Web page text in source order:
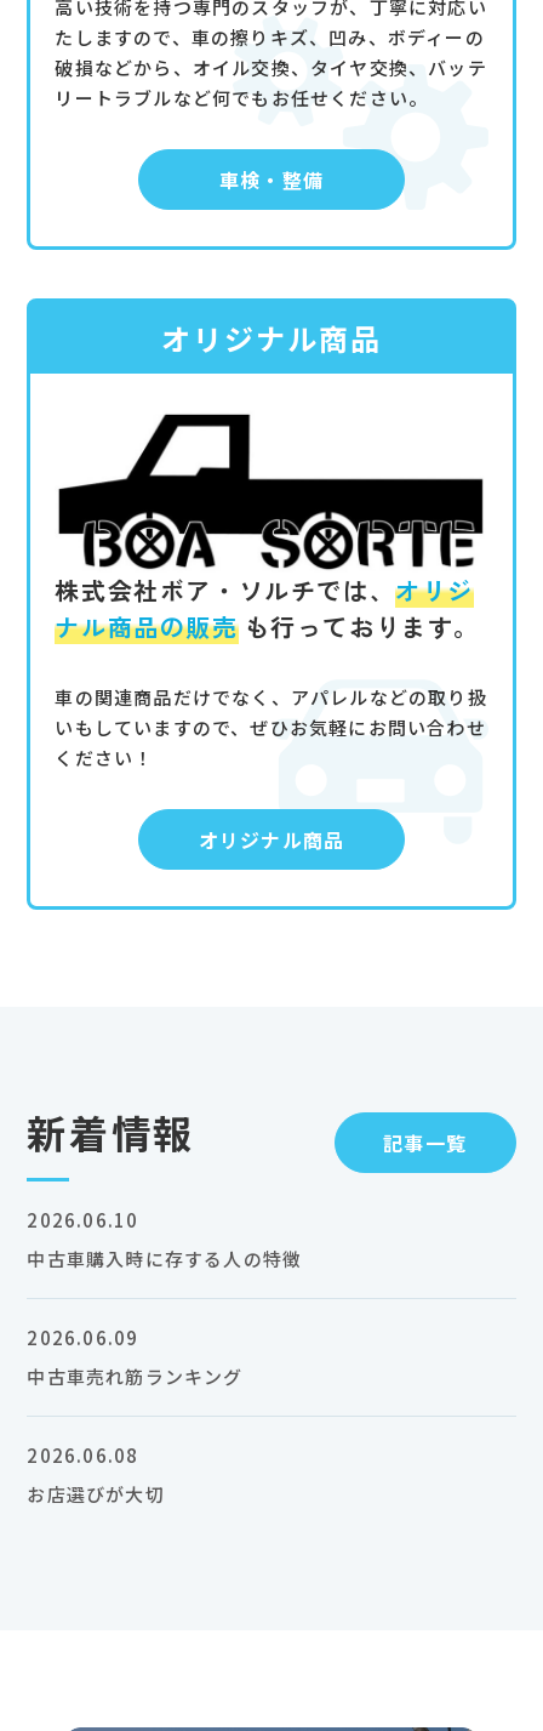
高い技術を持つ専門のスタッフが、丁寧に対応い
たしますので、車の擦りキズ、凹み、ボディーの
破損などから、オイル交換、タイヤ交換、バッテ
リートラブルなど何でもお任せください。
車検・整備
オリジナル商品
株式会社ボア・ソルチでは、オリジ
ナル商品の販売 も行っております。
車の関連商品だけでなく、アパレルなどの取り扱
いもしていますので、ぜひお気軽にお問い合わせ
ください！
オリジナル商品
新着情報 記事一覧
2026.06.10
中古車購入時に存する人の特徴
2026.06.09
中古車売れ筋ランキング
2026.06.08
お店選びが大切